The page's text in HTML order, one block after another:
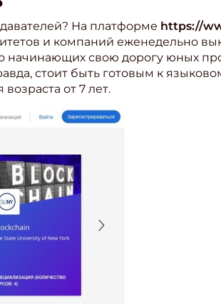
На платформе https://
и компаний еженедельно
начинающих свою дорогу юных
стоит быть готовым к
от 7 лет.